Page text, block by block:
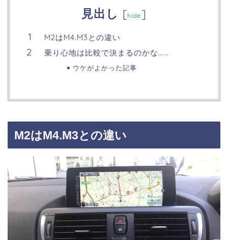
見出し [hide ]
M2はM4.M3との違い
乗り心地は比較で決まるのかな……
ウケがよかった記事
M2はM4.M3との違い